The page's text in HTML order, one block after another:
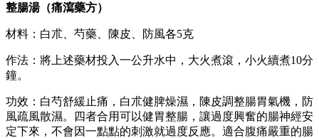
整腸湯（痛瀉藥方）
材料：白朮、芍藥、陳皮、防風各5克
作法：將上述藥材投入一公升水中，大火煮滾，小火續煮10分
鐘。
功效：白芍舒緩止痛，白朮健脾燥濕，陳皮調整腸胃氣機，防
風疏風散濕。四者合用可以健胃整腸，讓過度興奮的腸神經安
定下來，不會因一點點的刺激就過度反應。適合腹痛嚴重的腸